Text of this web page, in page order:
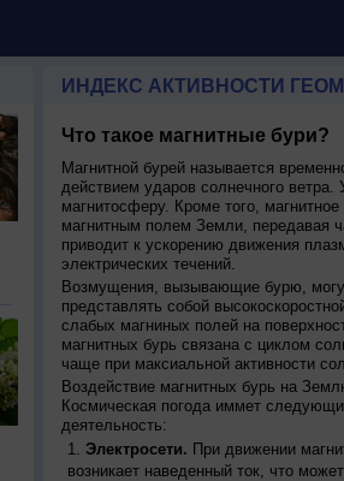
ИНДЕКС АКТИВНОСТИ
Что такое магнитные бури?
Магнитной бурей называется
действием ударов солнечного ветра.
магнитосферу. Кроме того,
магнитным полем Земли, передавая
приводит к ускорению движения
электрических течений.
Возмущения, вызывающие бурю,
представлять собой
слабых магниных полей на
магнитных бурь связана с циклом
чаще при максиальной активности
Воздействие магнитных бурь на
Космическая погода иммет
деятельность:
Электросети. При движении
возникает наведенный ток, что